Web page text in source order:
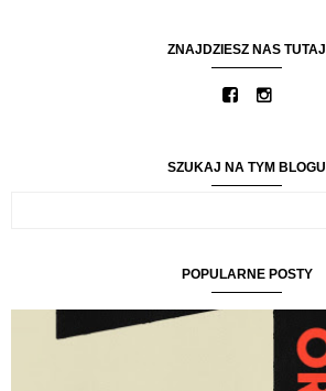
ZNAJDZIESZ NAS TUTAJ
SZUKAJ NA TYM BLOGU
POPULARNE POSTY